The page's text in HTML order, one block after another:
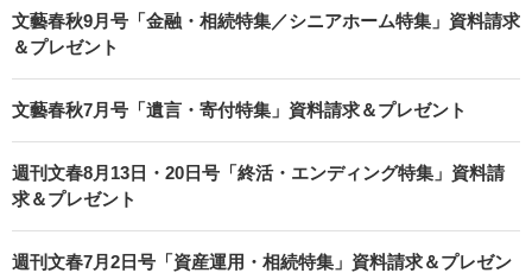
文藝春秋9月号「金融・相続特集／シニアホーム特集」資料請求
＆プレゼント
文藝春秋7月号「遺言・寄付特集」資料請求＆プレゼント
週刊文春8月13日・20日号「終活・エンディング特集」資料請
求＆プレゼント
週刊文春7月2日号「資産運用・相続特集」資料請求＆プレゼン